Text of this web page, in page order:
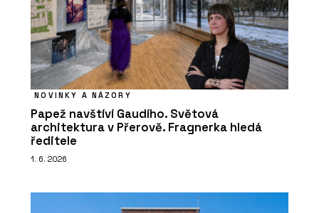
NOVINKY A NÁZORY
Papež navštíví Gaudího. Světová
architektura v Přerově. Fragnerka hledá
ředitele
1. 6. 2026